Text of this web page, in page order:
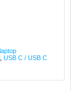
laptop
USB C / USB C